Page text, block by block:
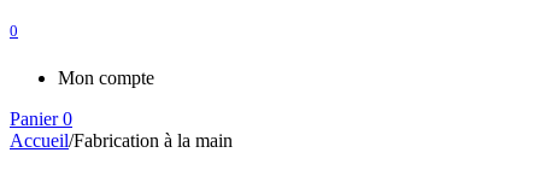
0
Mon compte
Panier 0
Accueil/Fabrication à la main